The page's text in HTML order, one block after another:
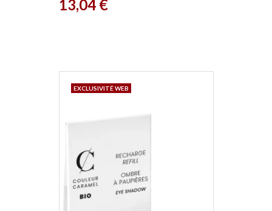
Prix
13,04 €
EXCLUSIVITÉ WEB